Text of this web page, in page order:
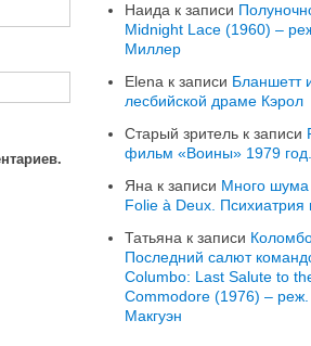
Наида к записи
Midnight Lace (1960) –
Миллер
Elena к записи Бланшетт
лесбийской драме Кэрол
Старый зритель к записи
фильм «Воины» 1979 год.
Яна к записи Много шума
Folie à Deux. Психиатрия
Татьяна к записи
Последний салют
Columbo: Last Salute to
Commodore (1976) – реж.
Макгуэн